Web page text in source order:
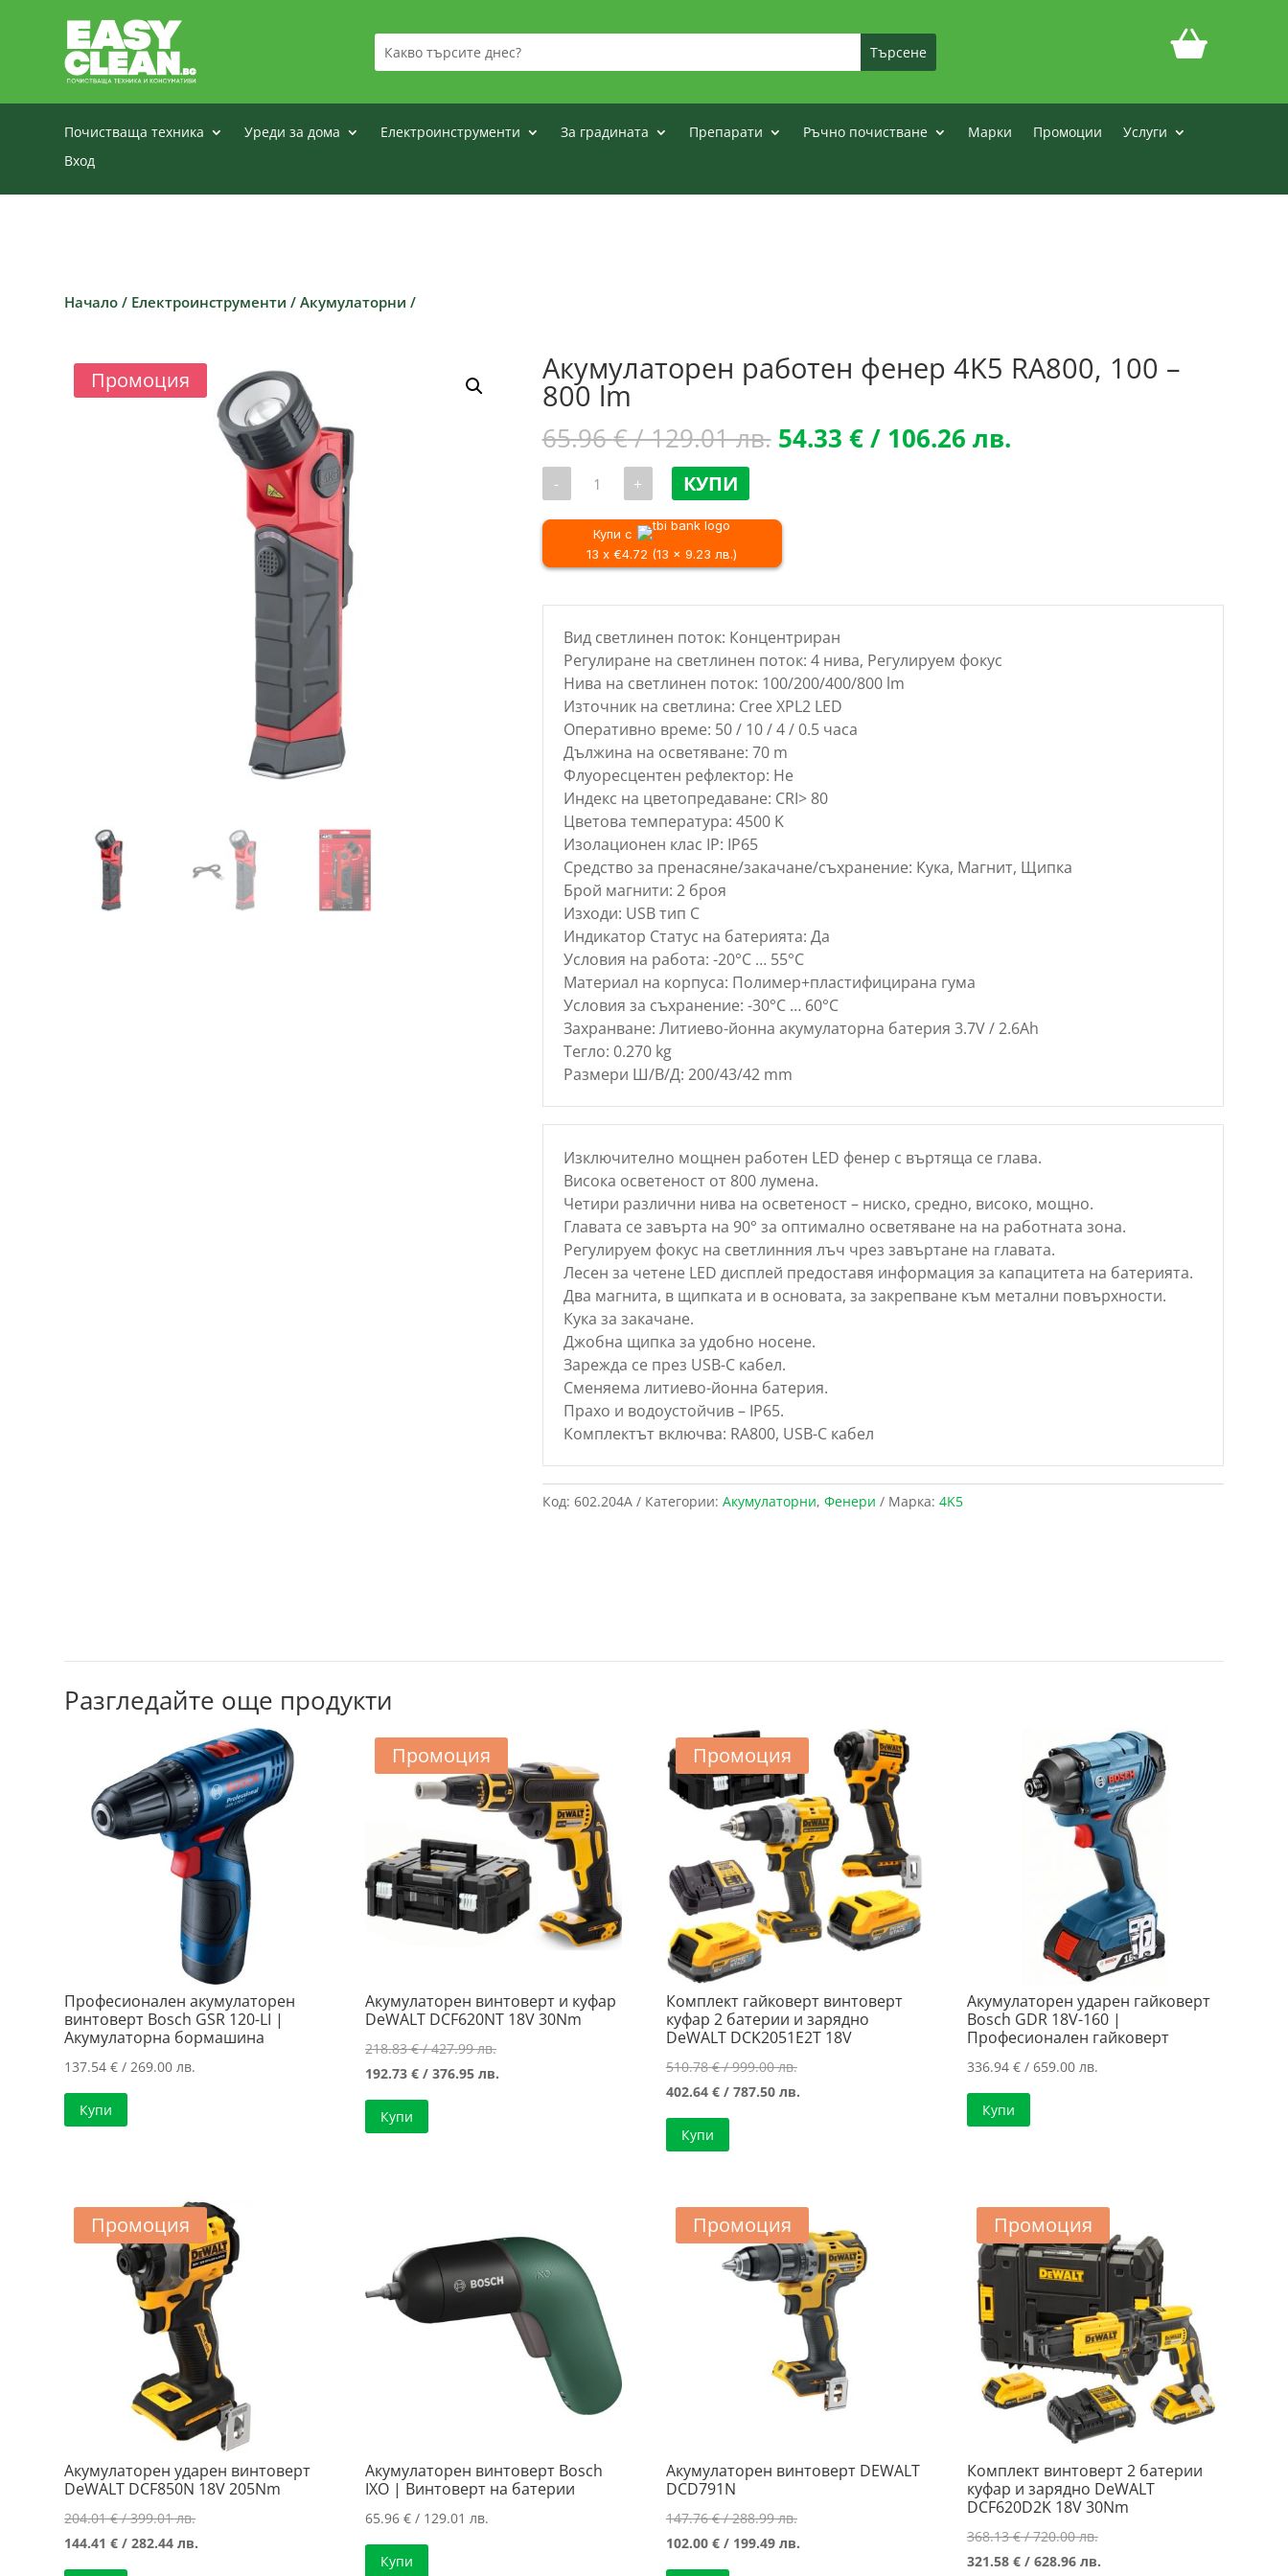
Почистваща техника Уреди за дома Електроинструменти За градината Препарати Ръчно почистване Марки Промоции
Услуги
Вход
Начало / Електроинструменти /Акумулаторни /
Промоция Акумулаторен работен фенер 4K5 RA800, 100 –
800 lm
65.96€/ 129.01 лв. Original
/
129.01 лв..
54.33 €/ 106.26 лв.Текущата
- количество
Акумулаторен
работен
фенер
4K5
RA800,
800
+ КУПИ
Купи с
13 x €4.72 (13 x 9.23 лв.)
Вид светлинен поток: Концентриран
Регулиране на светлинен поток: 4 нива, Регулируем фокус
Нива на светлинен поток: 100/200/400/800 lm
Източник на светлина: Cree XPL2 LED
Оперативно време: 50 / 10 / 4 / 0.5 часа
Дължина на осветяване: 70 m
Флуоресцентен рефлектор: Не
Индекс на цветопредаване: CRI> 80
Цветова температура: 4500 K
Изолационен клас IP: IP65
Средство за пренасяне/закачане/съхранение: Кука, Магнит, Щипка
Брой магнити: 2 броя
Изходи: USB тип С
Индикатор Статус на батерията: Да
Условия на работа: -20°C … 55°C
Материал на корпуса: Полимер+пластифицирана гума
Условия за съхранение: -30°C … 60°C
Захранване: Литиево-йонна акумулаторна батерия 3.7V / 2.6Ah
Тегло: 0.270 kg
Размери Ш/В/Д: 200/43/42 mm
Изключително мощнен работен LED фенер с въртяща се глава.
Висока осветеност от 800 лумена.
Четири различни нива на осветеност – ниско, средно, високо, мощно.
Главата се завърта на 90° за оптимално осветяване на на работната зона.
Регулируем фокус на светлинния лъч чрез завъртане на главата.
Лесен за четене LED дисплей предоставя информация за капацитета на батерията.
Два магнита, в щипката и в основата, за закрепване към метални повърхности.
Кука за закачане.
Джобна щипка за удобно носене.
Зарежда се през USB-C кабел.
Сменяема литиево-йонна батерия.
Прахо и водоустойчив – IP65.
Комплектът включва: RA800, USB-C кабел
Код: 602.204A Категории: Акумулаторни, Фенери Марка: 4K5
Разгледайте още продукти
Професионален акумулаторен
винтоверт Bosch GSR 120-LI |
Акумулаторна бормашина
137.54€ / 269.00 лв.
Купи
Промоция
Акумулаторен винтоверт и куфар
DeWALT DCF620NT 18V 30Nm
218.83€/ 427.99 лв.Original
price
192.73€ / 376.95 лв.
Купи
Промоция
Комплект гайковерт винтоверт
куфар 2 батерии и зарядно
DeWALT DCK2051E2T 18V
510.78€/ 999.00 лв.Original
price
402.64 €/ 787.50 лв.Текущата
787.50 лв..
Купи
Акумулаторен ударен гайковерт
Bosch GDR 18V-160 |
Професионален гайковерт
336.94 €/ 659.00 лв.
Купи
Промоция
Акумулаторен ударен винтоверт
DeWALT DCF850N 18V 205Nm
204.01€/ 399.01 лв.Original
price
144.41€ / 282.44 лв.
Акумулаторен винтоверт Bosch
IXO | Винтоверт на батерии
65.96€ / 129.01 лв.
Купи
Промоция
Акумулаторен винтоверт DEWALT
DCD791N
147.76€/ 288.99 лв.Original
price
102.00 €/ 199.49 лв.Текущата
Промоция
Комплект винтоверт 2 батерии
куфар и зарядно DeWALT
DCF620D2K 18V 30Nm
368.13€/ 720.00 лв.Original
price
321.58 €/ 628.96 лв.Текущата